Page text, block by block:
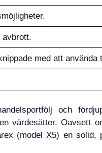
avbrott.
med att använda
och
värdesätter. Oavsett
(model X5) en solid,